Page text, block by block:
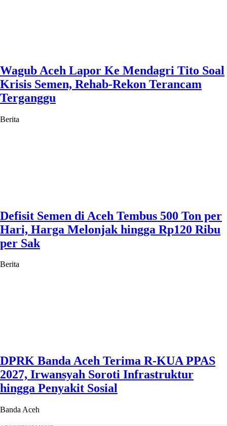
Wagub Aceh Lapor Ke Mendagri Tito Soal
Krisis Semen, Rehab-Rekon Terancam
Terganggu
Berita
Defisit Semen di Aceh Tembus 500 Ton per
Hari, Harga Melonjak hingga Rp120 Ribu
per Sak
Berita
DPRK Banda Aceh Terima R-KUA PPAS
2027, Irwansyah Soroti Infrastruktur
hingga Penyakit Sosial
Banda Aceh